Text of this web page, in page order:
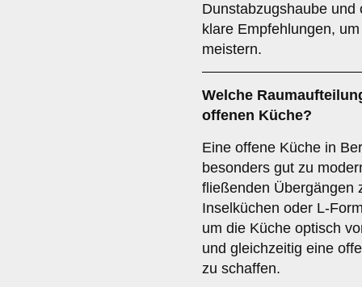
Dunstabzugshaube
klare Empfehlungen,
meistern.
Welche
offenen Küche?
Eine offene Küche in
besonders gut zu
fließenden Übergängen
Inselküchen oder L-
um die Küche optisch
und gleichzeitig eine
zu schaffen.